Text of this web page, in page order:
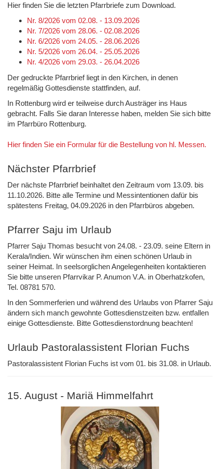
Hier finden Sie die letzten Pfarrbriefe zum Download.
Nr. 8/2026 vom 02.08. - 13.09.2026
Nr. 7/2026 vom 28.06. - 02.08.2026
Nr. 6/2026 vom 24.05. - 28.06.2026
Nr. 5/2026 vom 26.04. - 25.05.2026
Nr. 4/2026 vom 29.03. - 26.04.2026
Der gedruckte Pfarrbrief liegt in den Kirchen, in denen
regelmäßig Gottesdienste stattfinden, auf.
In Rottenburg wird er teilweise durch Austräger ins Haus
gebracht. Falls Sie daran Interesse haben, melden Sie sich bitte
im Pfarrbüro Rottenburg.
Hier finden Sie ein Formular für die Bestellung von hl. Messen.
Nächster Pfarrbrief
Der nächste Pfarrbrief beinhaltet den Zeitraum vom 13.09. bis
11.10.2026. Bitte alle Termine und Messintentionen dafür bis
spätestens Freitag, 04.09.2026 in den Pfarrbüros abgeben.
Pfarrer Saju im Urlaub
Pfarrer Saju Thomas besucht von 24.08. - 23.09. seine Eltern in
Kerala/Indien. Wir wünschen ihm einen schönen Urlaub in
seiner Heimat. In seelsorglichen Angelegenheiten kontaktieren
Sie bitte unseren Pfarrvikar P. Anumon V.A. in Oberhatzkofen,
Tel. 08781 570.
In den Sommerferien und während des Urlaubs von Pfarrer Saju
ändern sich manch gewohnte Gottesdienstzeiten bzw. entfallen
einige Gottesdienste. Bitte Gottesdienstordnung beachten!
Urlaub Pastoralassistent Florian Fuchs
Pastoralassistent Florian Fuchs ist vom 01. bis 31.08. in Urlaub.
15. August - Mariä Himmelfahrt